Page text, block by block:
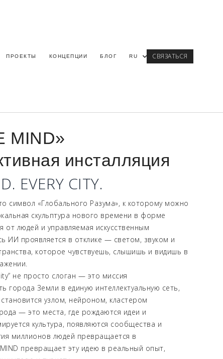
ПРОЕКТЫ КОНЦЕПЦИИ БЛОГ RU СВЯЗАТЬСЯ
MIND»
инсталляция
EVERY CITY.
символ «Глобального Разума», к которому можно
скульптура нового времени в форме
людей и управляемая искусственным
ИИ проявляется в отклике — светом, звуком и
которое чувствуешь, слышишь и видишь в
не просто слоган — это миссия
города Земли в единую интеллектуальную сеть,
узлом, нейроном, кластером
— это места, где рождаются идеи и
культура, появляются сообщества и
миллионов людей превращается в
превращает эту идею в реальный опыт,